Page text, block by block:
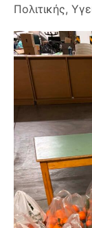
Πολιτικής,